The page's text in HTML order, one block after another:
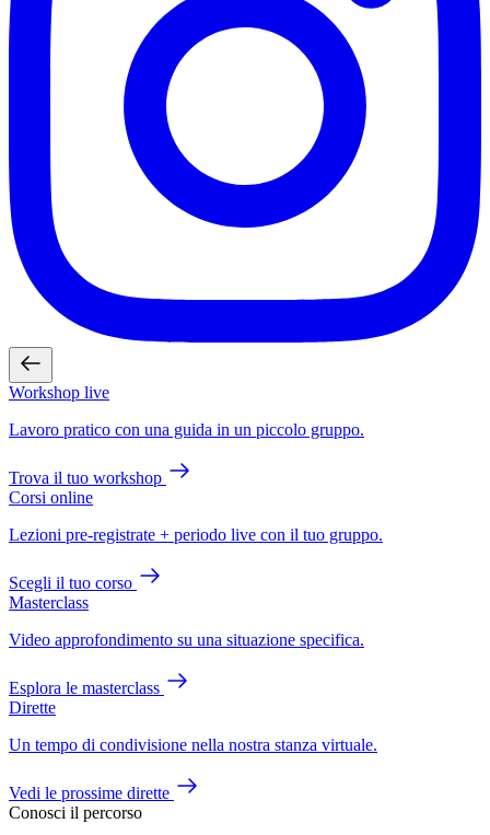
Workshop live
Lavoro pratico con una guida in un piccolo gruppo.
Trova il tuo workshop
Corsi online
Lezioni pre-registrate + periodo live con il tuo gruppo.
Scegli il tuo corso
Masterclass
Video approfondimento su una situazione specifica.
Esplora le masterclass
Dirette
Un tempo di condivisione nella nostra stanza virtuale.
Vedi le prossime dirette
Conosci il percorso